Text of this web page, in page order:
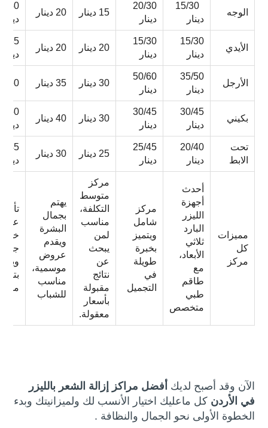
الوجه
15/30
دينار
20/30
دينار
15 دينار 20 دينار
40
دينار
الأيدي
15/30
دينار
15/30
دينار
20 دينار 20 دينار
35
دينار
الأرجل
35/50
دينار
50/60
دينار
30 دينار 35 دينار 60دينار
بكيني
30/45
دينار
30/45
دينار
30 دينار 40 دينار
50
دينار
تحت
الابط
20/40
دينار
25/45
دينار
25 دينار 30 دينار
45
دينار
مميزات
كل
مركز
أحدث
أجهزة
الليزر
البارد
ثلاثي
الأبعاد،
مع
طاقم
طبي
متخصص
مركز
شامل
ويتميز
بخبرة
طويلة
في
التجميل
مركز
متوسط
التكلفة،
مناسب
لمن
يبحث
عن
نتائج
مقبولة
بأسعار
معقولة.
يهتم
بجمال
البشرة
ويقدم
عروض
موسمية،
مناسب
للشباب
على
الآن وقد أصبح لديك أفضل مراكز إزالة الشعر بالليزر
في الأردن كل ماعليك اختيار الأنسب لك ولميزانيتك وبدء
الخطوة الأولى نحو الجمال والنظافة .